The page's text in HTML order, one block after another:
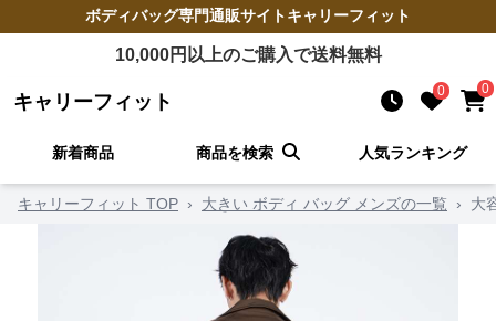
ボディバッグ専門通販サイトキャリーフィット
10,000円以上のご購入で送料無料
キャリーフィット 0 0
新着商品 商品を検索 人気ランキング
キャリーフィット TOP › 大きい ボディ バッグ メンズの一覧 › 大